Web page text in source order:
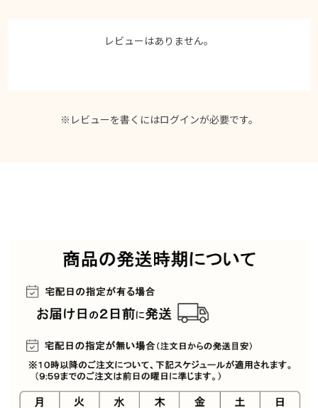
レビューはありません。
※レビューを書くにはログインが必要です。